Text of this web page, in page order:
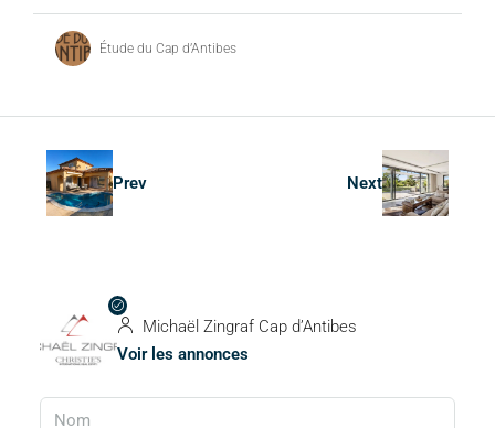
Étude du Cap d’Antibes
Prev Next
Michaël Zingraf Cap d’Antibes
Voir les annonces